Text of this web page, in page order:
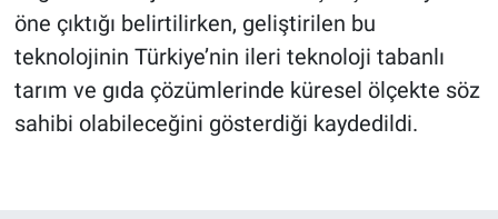
öne çıktığı belirtilirken, geliştirilen bu
teknolojinin Türkiye’nin ileri teknoloji tabanlı
tarım ve gıda çözümlerinde küresel ölçekte söz
sahibi olabileceğini gösterdiği kaydedildi.